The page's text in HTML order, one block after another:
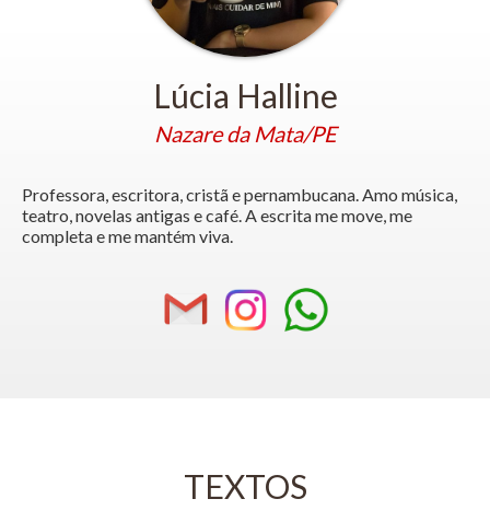
Lúcia Halline
Nazare da Mata/PE
Professora, escritora, cristã e pernambucana. Amo música,
teatro, novelas antigas e café. A escrita me move, me
completa e me mantém viva.
TEXTOS